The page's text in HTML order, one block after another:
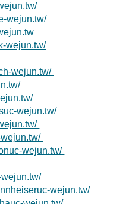
wejun.tw/
wejun.tw/
wejun.tw/
wejun.tw/
wejun.tw/
wejun.tw/
wejun.tw/